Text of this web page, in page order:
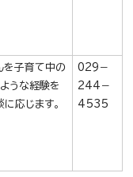
を子育て中の
うな経験を
応じます。
029－
244－
4535